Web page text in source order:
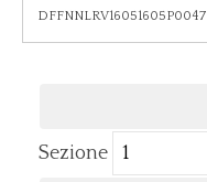
DFFNNLRV16051605P0047
Sezione